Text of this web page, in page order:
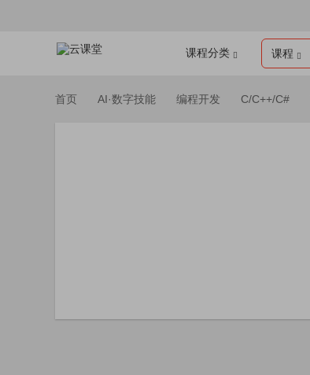
课程分类 课程
首页 AI·数字技能 编程开发 C/C++/C#